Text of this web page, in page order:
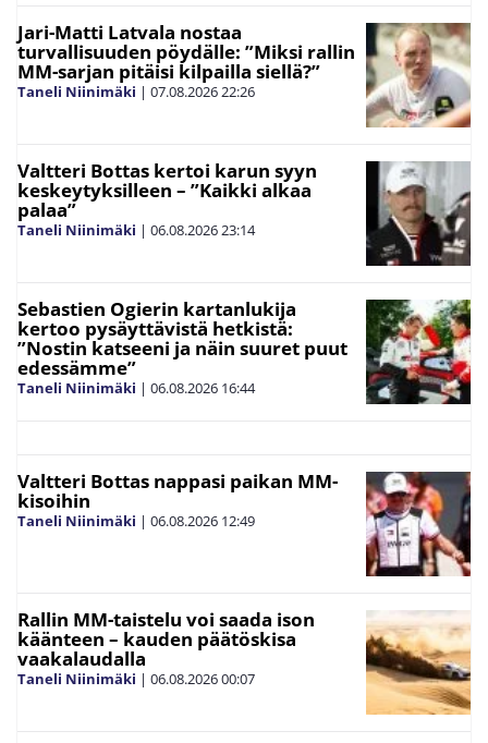
Jari-Matti Latvala nostaa
turvallisuuden pöydälle: ”Miksi rallin
MM-sarjan pitäisi kilpailla siellä?”
Taneli Niinimäki | 07.08.202622:26
Valtteri Bottas kertoi karun syyn
keskeytyksilleen – ”Kaikki alkaa
palaa”
Taneli Niinimäki | 06.08.202623:14
Sebastien Ogierin kartanlukija
kertoo pysäyttävistä hetkistä:
”Nostin katseeni ja näin suuret puut
edessämme”
Taneli Niinimäki | 06.08.2026 16:44
Valtteri Bottas nappasi paikan MM-
kisoihin
Taneli Niinimäki | 06.08.2026 12:49
Rallin MM-taistelu voi saada ison
käänteen – kauden päätöskisa
vaakalaudalla
Taneli Niinimäki | 06.08.202600:07